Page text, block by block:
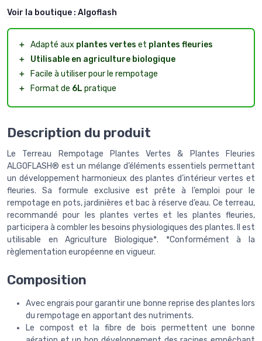
Voir la boutique : Algoflash
＋ Adapté aux plantes vertes et plantes fleuries
＋
Utilisable en agriculture biologique
＋
Facile à utiliser pour le rempotage
＋
Format de 6L pratique
Description du produit
Le Terreau Rempotage Plantes Vertes & Plantes Fleuries
ALGOFLASH® est un mélange d’éléments essentiels permettant
un développement harmonieux des plantes d’intérieur vertes et
fleuries. Sa formule exclusive est prête à l’emploi pour le
rempotage en pots, jardinières et bac à réserve d’eau. Ce terreau,
recommandé pour les plantes vertes et les plantes fleuries,
participera à combler les besoins physiologiques des plantes. Il est
utilisable en Agriculture Biologique*. *Conformément à la
règlementation européenne en vigueur.
Composition
Avec engrais pour garantir une bonne reprise des plantes lors
du rempotage en apportant des nutriments.
Le compost et la fibre de bois permettent une bonne